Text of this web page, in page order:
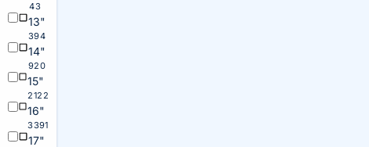
43
13"
394
14"
920
15"
2122
16"
3391
17"